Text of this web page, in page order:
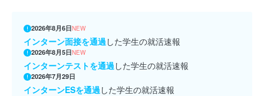
2026年8月6日NEW
インターン面接を通過した学生の就活速報
2026年8月5日NEW
インターンテストを通過した学生の就活速報
2026年7月29日
インターンESを通過した学生の就活速報